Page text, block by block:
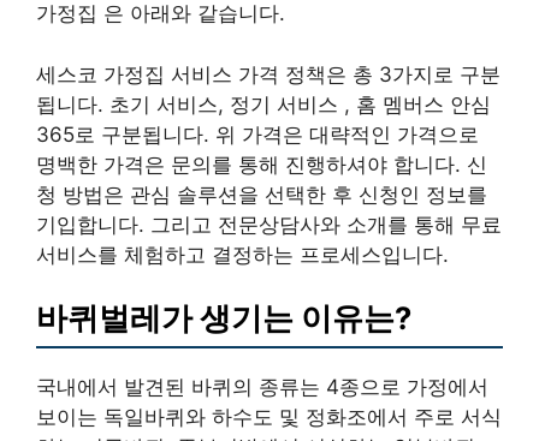
가정집 은 아래와 같습니다.
세스코 가정집 서비스 가격 정책은 총 3가지로 구분
됩니다. 초기 서비스, 정기 서비스 , 홈 멤버스 안심
365로 구분됩니다. 위 가격은 대략적인 가격으로
명백한 가격은 문의를 통해 진행하셔야 합니다. 신
청 방법은 관심 솔루션을 선택한 후 신청인 정보를
기입합니다. 그리고 전문상담사와 소개를 통해 무료
서비스를 체험하고 결정하는 프로세스입니다.
바퀴벌레가 생기는 이유는?
국내에서 발견된 바퀴의 종류는 4종으로 가정에서
보이는 독일바퀴와 하수도 및 정화조에서 주로 서식